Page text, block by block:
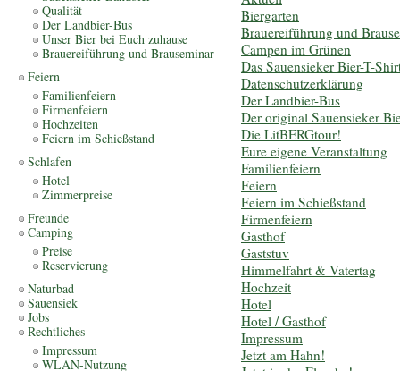
Biergarten
Brauereiführung und
Campen im Grünen
Das Sauensieker Bier-T-
Datenschutzerklärung
Der Landbier-Bus
Der original Sauensieker
Die LitBERGtour!
Eure eigene Veranstaltung
Familienfeiern
Feiern
Feiern im Schießstand
Firmenfeiern
Gasthof
Gaststuv
Himmelfahrt & Vatertag
Hochzeit
Hotel
Hotel / Gasthof
Impressum
Jetzt am Hahn!
Qualität
Der Landbier-Bus
Unser Bier bei Euch zuhause
Brauereiführung und Brauseminar
Feiern
Familienfeiern
Firmenfeiern
Hochzeiten
Feiern im Schießstand
Schlafen
Hotel
Zimmerpreise
Freunde
Camping
Preise
Reservierung
Naturbad
Sauensiek
Jobs
Rechtliches
Impressum
WLAN-Nutzung